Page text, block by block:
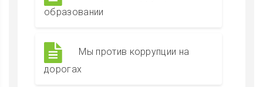
образовании
Мы против коррупции на
дорогах